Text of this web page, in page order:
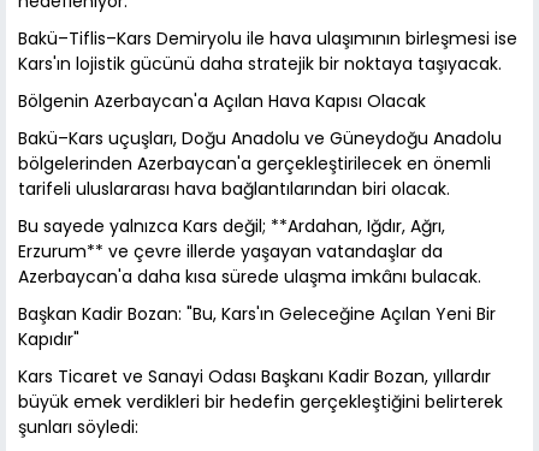
Bakü–Tiflis–Kars Demiryolu ile hava ulaşımının birleşmesi ise
Kars'ın lojistik gücünü daha stratejik bir noktaya taşıyacak.
Bölgenin Azerbaycan'a Açılan Hava Kapısı Olacak
Bakü–Kars uçuşları, Doğu Anadolu ve Güneydoğu Anadolu
bölgelerinden Azerbaycan'a gerçekleştirilecek en önemli
tarifeli uluslararası hava bağlantılarından biri olacak.
Bu sayede yalnızca Kars değil; **Ardahan, Iğdır, Ağrı,
Erzurum** ve çevre illerde yaşayan vatandaşlar da
Azerbaycan'a daha kısa sürede ulaşma imkânı bulacak.
Başkan Kadir Bozan: "Bu, Kars'ın Geleceğine Açılan Yeni Bir
Kapıdır"
Kars Ticaret ve Sanayi Odası Başkanı Kadir Bozan, yıllardır
büyük emek verdikleri bir hedefin gerçekleştiğini belirterek
şunları söyledi: